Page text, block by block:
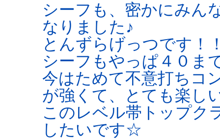
シーフも、密かにみん
なりました♪
とんずらげっつです！
シーフもやっぱ４０ま
今はためて不意打ちコ
が強くて、とても楽し
このレベル帯トップク
したいです☆